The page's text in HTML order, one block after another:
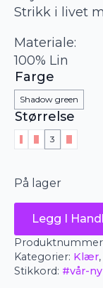
Strikk i livet
Materiale:
100% Lin
Farge
Shadow green
Størrelse
3
På lager
Boheme
linskjørt
-
shaddow
green
antall
Legg I
Kategorier: Klær,
Stikkord: #vår-